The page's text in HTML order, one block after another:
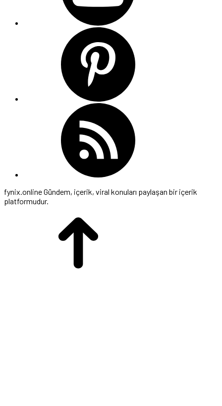
fynix.online Gündem, içerik, viral konuları paylaşan bir içerik
platformudur.